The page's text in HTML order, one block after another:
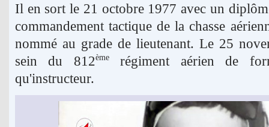
Il en sort le 21 octobre 1977 avec un
commandement tactique de la chasse
nommé au grade de lieutenant. Le 25
sein du 812èmerégiment aérien de
qu'instructeur.